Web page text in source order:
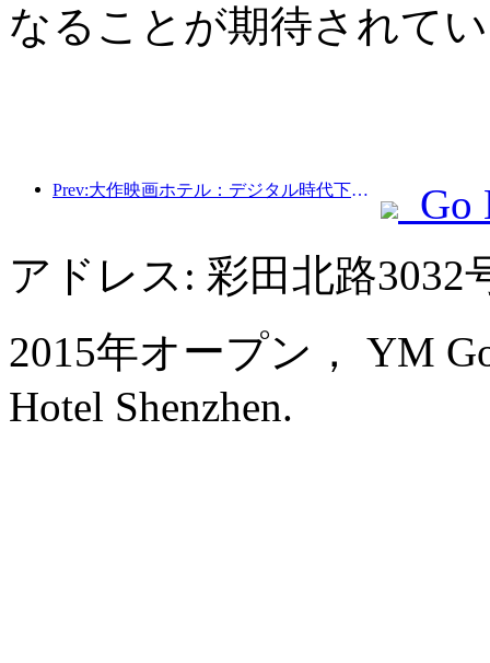
なることが期待されて
Prev:大作映画ホテル：デジタル時代下の映画テーマに宿泊する新体験
Go
アドレス: 彩田北路3032
2015年オープン， YM
Hotel Shenzhen.